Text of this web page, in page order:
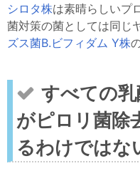
シロタ株は素晴らしいプ
菌対策の菌としては同じ
ズス菌B.ビフィダム Y株
すべての
がピロリ菌除
るわけではな